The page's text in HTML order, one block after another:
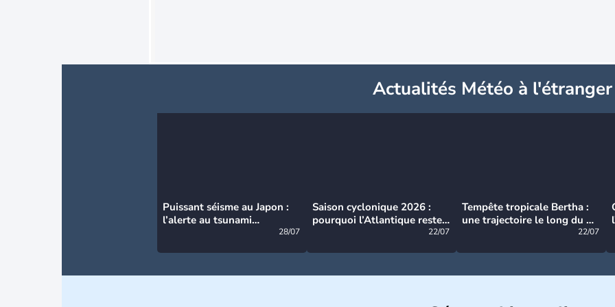
Actualités Météo à l'étranger
Puissant séisme au Japon :
l’alerte au tsunami
28/07
Saison cyclonique 2026 :
pourquoi l’Atlantique reste
22/07
Tempête tropicale Bertha :
une trajectoire le long du du
22/07